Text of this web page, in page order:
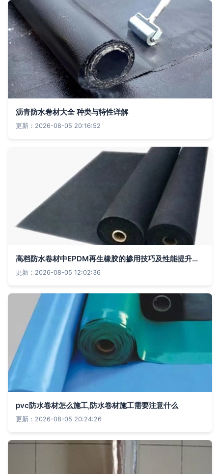
沥青防水卷材大全 种类与特性详解
更新：2026-08-05 20:16:52
高档防水卷材中EPDM再生橡胶的掺用技巧及性能提升解析
更新：2026-08-05 12:02:36
pvc防水卷材怎么施工,防水卷材施工需要注意什么
更新：2026-08-05 20:24:26